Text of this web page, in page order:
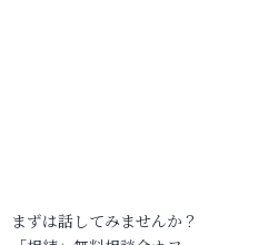
まずは話してみませんか？